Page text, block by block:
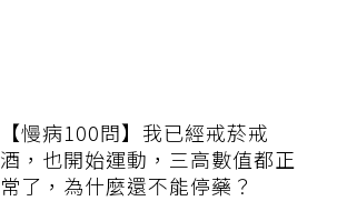
【慢病100問】我已經戒菸戒
酒，也開始運動，三高數值都正
常了，為什麼還不能停藥？